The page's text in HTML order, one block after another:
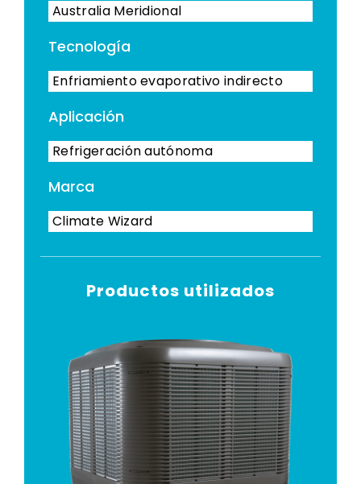
Australia Meridional
Tecnología
Enfriamiento evaporativo indirecto
Aplicación
Refrigeración autónoma
Marca
Climate Wizard
Productos utilizados